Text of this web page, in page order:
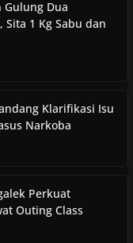
Gulung Dua
1 Kg Sabu dan
Klarifikasi Isu
Narkoba
Perkuat
Outing Class